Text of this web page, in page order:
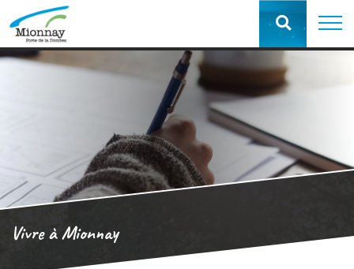
Vivre à Mionnay